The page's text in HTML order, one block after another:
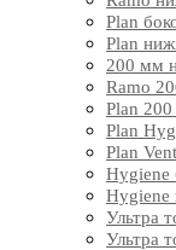
Plan
Plan
200 мм
Ramo
Plan
Plan
Plan
Hygiene
Hygiene
Ультра
Ультра